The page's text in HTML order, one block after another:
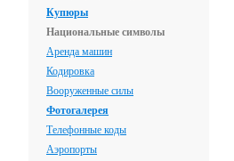
Купюры
Национальные символы
Аренда машин
Кодировка
Вооруженные силы
Фотогалерея
Телефонные коды
Аэропорты